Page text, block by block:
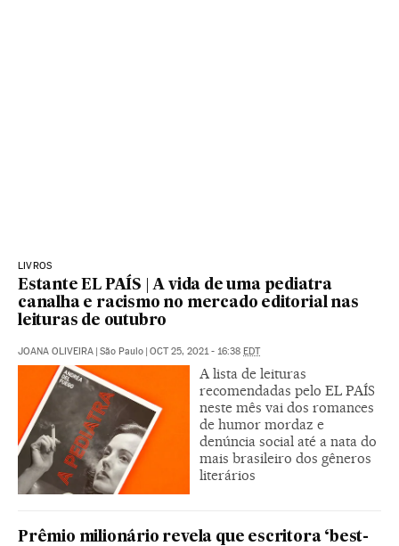
LIVROS
Estante EL PAÍS | A vida de uma pediatra
canalha e racismo no mercado editorial nas
leituras de outubro
JOANA OLIVEIRA | São Paulo | OCT 25, 2021 - 16:38 EDT
A lista de leituras
recomendadas pelo EL PAÍS
neste mês vai dos romances
de humor mordaz e
denúncia social até a nata do
mais brasileiro dos gêneros
literários
Prêmio milionário revela que escritora ‘best-